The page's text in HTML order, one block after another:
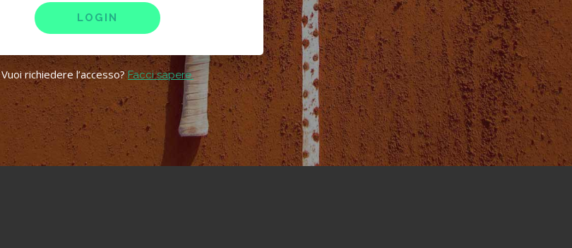
LOGIN
Vuoi richiedere l’accesso? Facci sapere.